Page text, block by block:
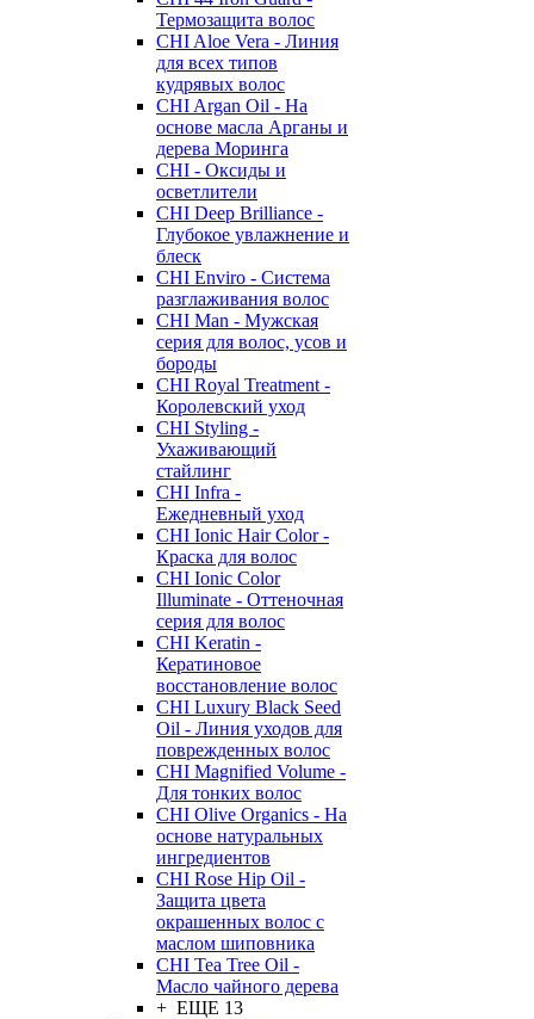
Термозащита волос
CHI Aloe Vera - Линия
для всех типов
кудрявых волос
CHI Argan Oil - На
основе масла Арганы и
дерева Моринга
CHI - Оксиды и
осветлители
CHI Deep Brilliance -
Глубокое увлажнение и
блеск
CHI Enviro - Система
разглаживания волос
CHI Man - Мужская
серия для волос, усов и
бороды
CHI Royal Treatment -
Королевский уход
CHI Styling -
Ухаживающий
стайлинг
CHI Infra -
Ежедневный уход
CHI Ionic Hair Color -
Краска для волос
CHI Ionic Color
Illuminate - Оттеночная
серия для волос
CHI Keratin -
Кератиновое
восстановление волос
CHI Luxury Black Seed
Oil - Линия уходов для
поврежденных волос
CHI Magnified Volume -
Для тонких волос
CHI Olive Organics - На
основе натуральных
ингредиентов
CHI Rose Hip Oil -
Защита цвета
окрашенных волос с
маслом шиповника
CHI Tea Tree Oil -
Масло чайного дерева
+ ЕЩЕ 13